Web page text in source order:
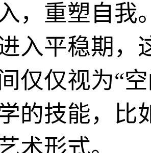
，重塑自我
入平稳期，
仅仅视为“
的技能，比